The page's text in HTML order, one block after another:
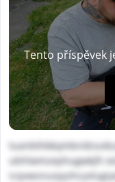
Tento příspěvek
ubhlwmzephugwkjft